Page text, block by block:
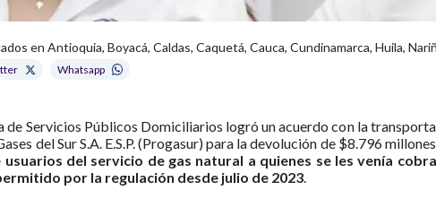
en Antioquia, Boyacá, Caldas, Caquetá, Cauca, Cundinamarca, Huila,
Whatsapp
de Servicios Públicos Domiciliarios logró un acuerdo con la
del Sur S.A. E.S.P. (Progasur) para la devolución de $8.796
usuarios del servicio de gas natural a quienes se les venía
por la regulación desde julio de 2023.